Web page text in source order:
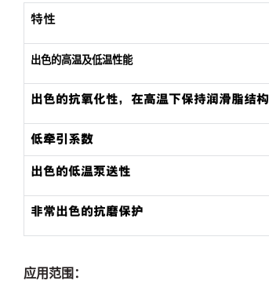
特性
出色的高温及低温性能
出色的抗氧化性，在高温下保持润滑脂结构
低牵引系数
出色的低温泵送性
非常出色的抗磨保护
应用范围：